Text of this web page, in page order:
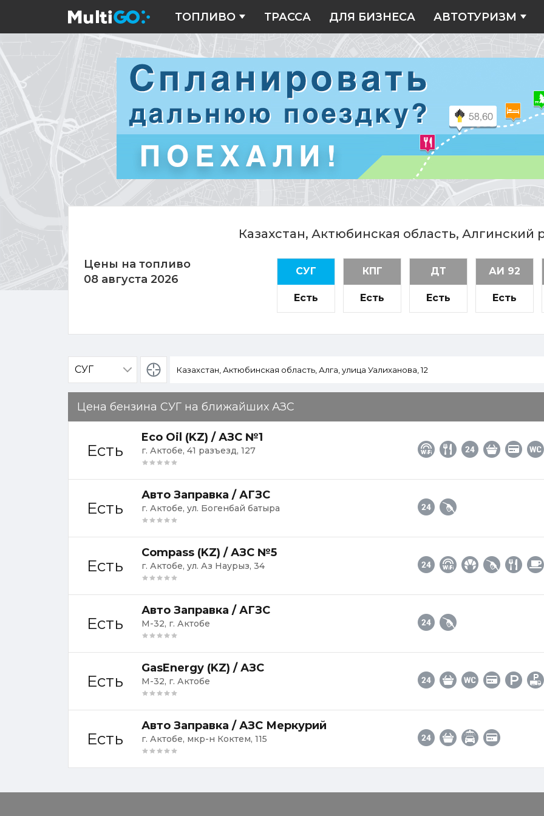
ТОПЛИВО ТРАССА ДЛЯ БИЗНЕСА АВТОТУРИЗМ
на
топливо
Казахстан, Актюбинская область, Алгинский
Цены на топливо
08 августа 2026
СУГ
Есть
КПГ
Есть
ДТ
Есть
АИ 92
Есть
Определение
местоположения
Цена бензина СУГ на ближайших АЗС
Есть
Eco Oil (KZ) / АЗС №1
г. Актобе, 41 разъезд, 127
Есть
Авто Заправка / АГЗС
г. Актобе, ул. Богенбай батыра
Есть
Compass (KZ) / АЗС №5
г. Актобе, ул. Аз Наурыз, 34
Есть
Авто Заправка / АГЗС
М-32, г. Актобе
Есть
GasEnergy (KZ) / АЗС
М-32, г. Актобе
Есть
Авто Заправка / АЗС Меркурий
г. Актобе, мкр-н Коктем, 115